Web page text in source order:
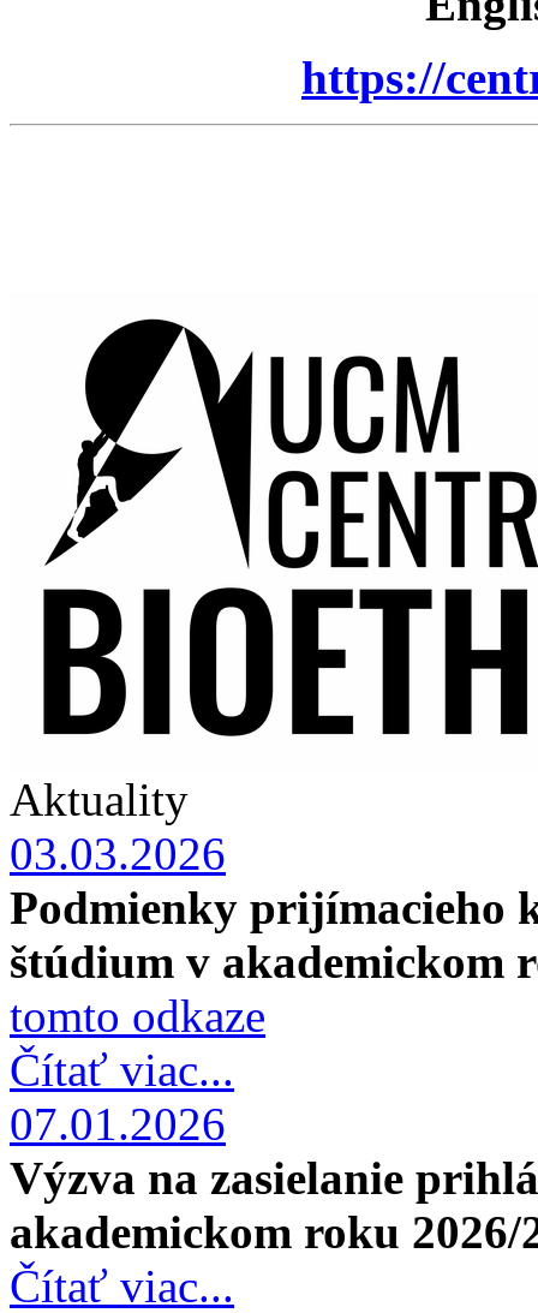
https://
Aktuality
03.03.2026
Podmienky prijímacieho
štúdium v akademickom
tomto odkaze
Čítať viac...
07.01.2026
Výzva na zasielanie
akademickom roku 2026/
Čítať viac...